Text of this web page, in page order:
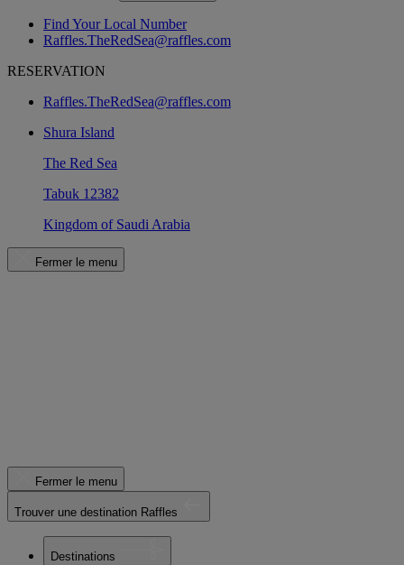
Find Your Local Number
Raffles.TheRedSea@raffles.com
RESERVATION
Raffles.TheRedSea@raffles.com
Shura Island
The Red Sea
Tabuk 12382
Kingdom of Saudi Arabia
Fermer le menu
Fermer le menu
Trouver une destination Raffles
Destinations